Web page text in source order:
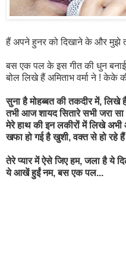
हैं अपने हुनर को दिखाने के और मुझे
बस एक पल के इस गीत की धुन बनाई
बोल लिखे हैं अमिताभ वर्मा ने ! केके
सुना है मोहब्बत की तकदीर में, लिखे
तभी आज शायद सितारे सभी जरा सा
मेरे हाथ की इन लकीरों में लिखे
खफा हो गई है खुशी, वक्त से हो रहे हैं
तेरे प्यार में ऐसे जिए हम, जला है ये
ये आखें हुईं नम, बस एक पल...